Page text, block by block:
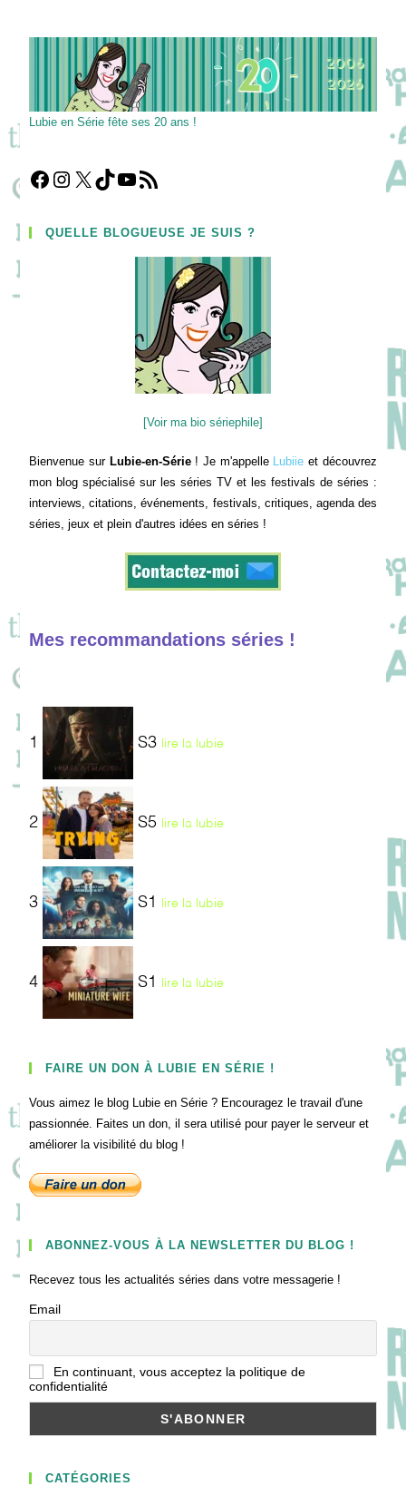
Lubie en Série fête ses 20 ans !
Facebook
Instagram
X TikTokYouTube
Flux RSS
QUELLE BLOGUEUSE JE SUIS ?
[Voir ma bio sériephile]
Bienvenue sur Lubie-en-Série! Je m'appelle Lubiie et découvrez
mon blog spécialisé sur les séries TV et les festivals de séries :
interviews, citations, événements, festivals, critiques, agenda des
séries, jeux et plein d'autres idées en séries !
Mes recommandations séries !
1 S3 lire la lubie
2 S5 lire la lubie
3 S1 lire la lubie
4 S1 lire la lubie
FAIRE UN DON À LUBIE EN SÉRIE !
Vous aimez le blog Lubie en Série ? Encouragez le travail d'une
passionnée. Faites un don, il sera utilisé pour payer le serveur et
améliorer la visibilité du blog !
ABONNEZ-VOUS À LA NEWSLETTER DU BLOG !
Recevez tous les actualités séries dans votre messagerie !
Email
En continuant, vous acceptez la politique de
confidentialité
CATÉGORIES